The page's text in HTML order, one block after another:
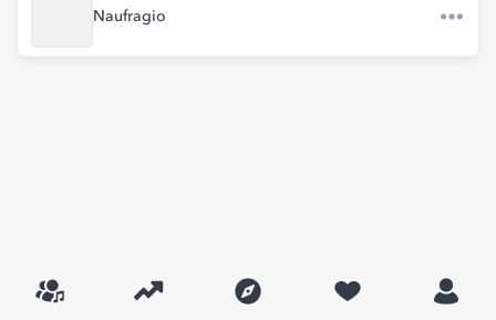
Naufragio